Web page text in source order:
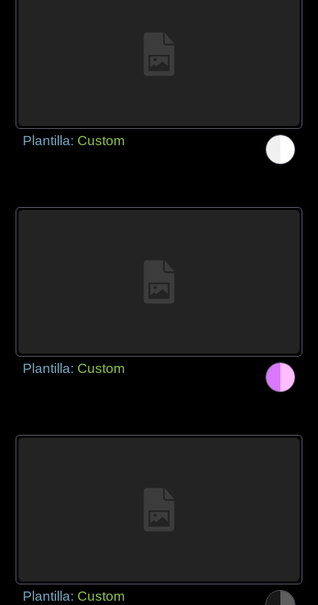
Plantilla: Custom
Plantilla: Custom
Plantilla: Custom